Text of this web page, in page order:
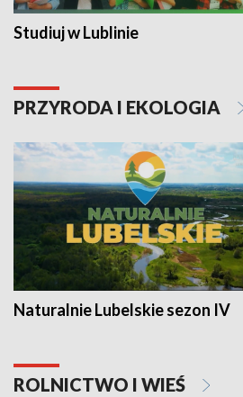
Studiuj w Lublinie
PRZYRODA I EKOLOGIA
Naturalnie Lubelskie sezon IV
ROLNICTWO I WIEŚ